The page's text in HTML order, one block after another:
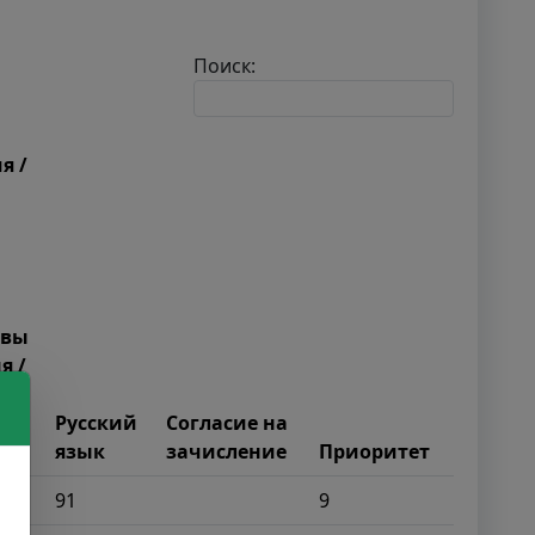
Поиск:
/
/
Русский
язык
Согласие на
зачисление
Приоритет
91
9